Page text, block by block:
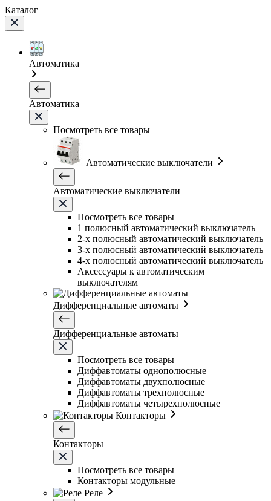
Каталог
Автоматика
Автоматика
Посмотреть все товары
Автоматические выключатели
Автоматические выключатели
Посмотреть все товары
1 полюсный автоматический выключатель
2-х полюсный автоматический выключатель
3-х полюсный автоматический выключатель
4-х полюсный автоматический выключатель
Аксессуары к автоматическим
выключателям
Дифференциальные автоматы
Дифференциальные автоматы
Посмотреть все товары
Диффавтоматы однополюсные
Диффавтоматы двухполюсные
Диффавтоматы трехполюсные
Диффавтоматы четырехполюсные
Контакторы
Контакторы
Посмотреть все товары
Контакторы модульные
Реле